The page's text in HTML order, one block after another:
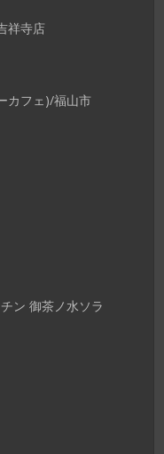
祥寺店
カフェ)/福山市
ン 御茶ノ水ソラ